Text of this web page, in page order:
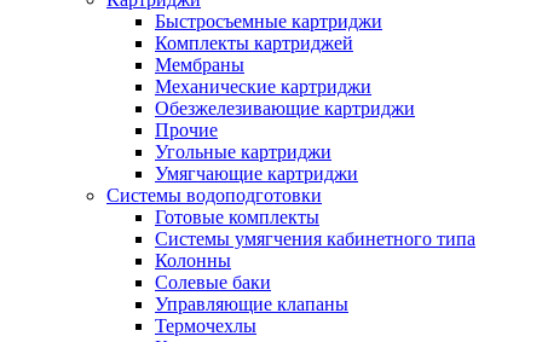
Быстросъемные картриджи
Комплекты картриджей
Мембраны
Механические картриджи
Обезжелезивающие картриджи
Прочие
Угольные картриджи
Умягчающие картриджи
Системы водоподготовки
Готовые комплекты
Системы умягчения кабинетного типа
Колонны
Солевые баки
Управляющие клапаны
Термочехлы